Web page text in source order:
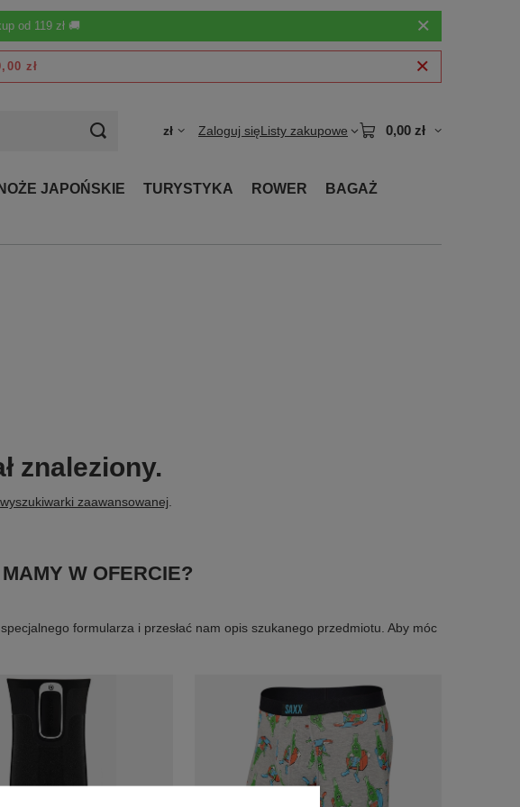
od 119 zł 🚚
zł
zł Zaloguj sięListy zakupowe 0,00 zł
NOŻE JAPOŃSKIE TURYSTYKA ROWER
BAGAŻ
znaleziony.
wyszukiwarki zaawansowanej
W OFERCIE?
formularza i przesłać nam opis szukanego przedmiotu. Aby móc